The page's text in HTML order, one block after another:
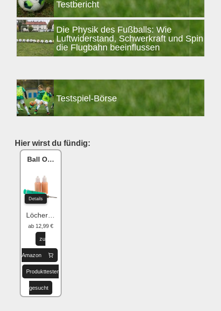
Testbericht
Die Physik des Fußballs: Wie
Luftwiderstand, Schwerkraft und Spin
die Flugbahn beeinflussen
Testspiel-Börse
Hier wirst du fündig:
Ball One Reparaturset
Details
Löcher flicken
ab 12,99 €
zu
Amazon
Produkttester
gesucht